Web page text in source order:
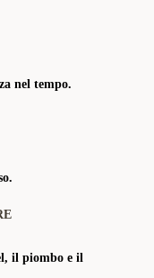
nel tempo.
il piombo e il